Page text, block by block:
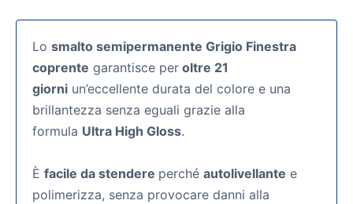
Lo smalto semipermanente Grigio Finestra
coprente garantisce per oltre 21
giorni un’eccellente durata del colore e una
brillantezza senza eguali grazie alla
formula Ultra High Gloss.
È facile da stendere perché autolivellante e
polimerizza, senza provocare danni alla